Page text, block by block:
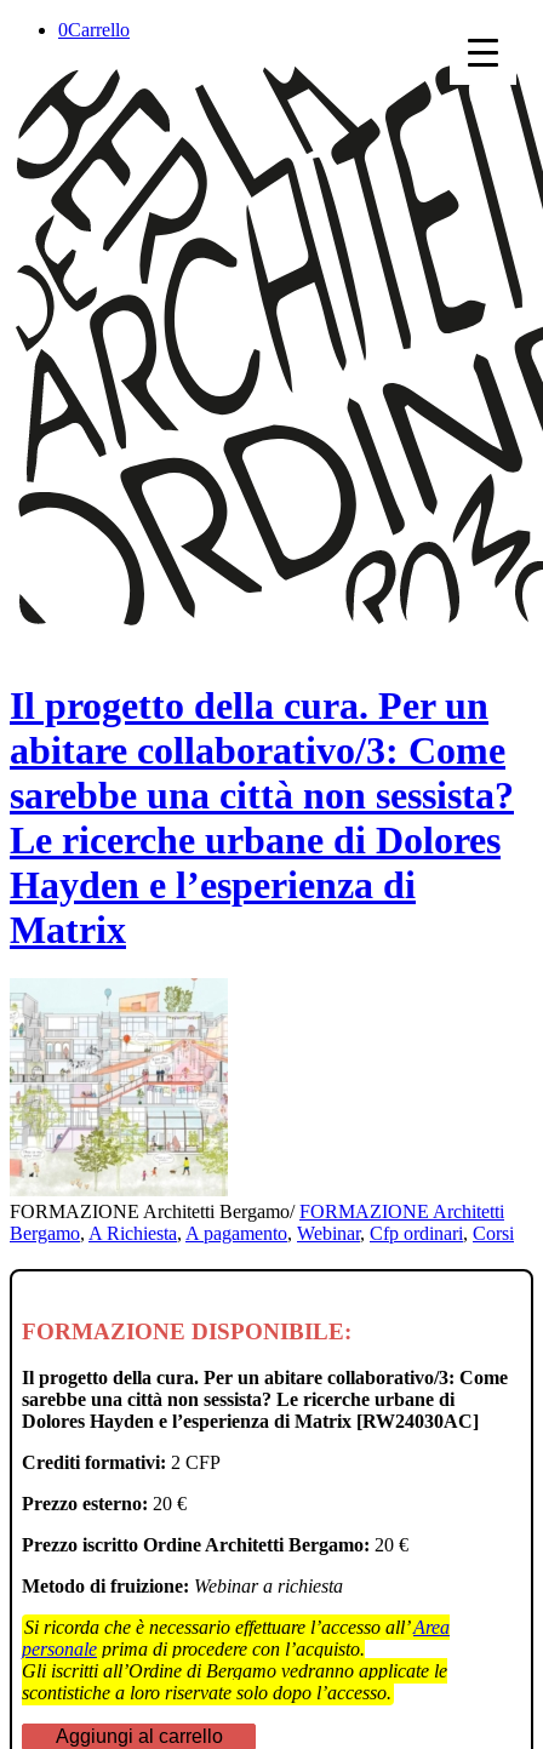
0Carrello
Il progetto della cura. Per un
abitare collaborativo/3: Come
sarebbe una città non sessista?
Le ricerche urbane di Dolores
Hayden e l’esperienza di
Matrix
FORMAZIONE Architetti Bergamo/ FORMAZIONE Architetti
Bergamo, A Richiesta, A pagamento, Webinar, Cfp ordinari, Corsi
FORMAZIONE DISPONIBILE:
Il progetto della cura. Per un abitare collaborativo/3: Come
sarebbe una città non sessista? Le ricerche urbane di
Dolores Hayden e l’esperienza di Matrix [RW24030AC]
Crediti formativi: 2 CFP
Prezzo esterno: 20 €
Prezzo iscritto Ordine Architetti Bergamo: 20 €
Metodo di fruizione: Webinar a richiesta
Si ricorda che è necessario effettuare l’accesso all’Area
personale prima di procedere con l’acquisto.
Gli iscritti all’Ordine di Bergamo vedranno applicate le
scontistiche a loro riservate solo dopo l’accesso.
Aggiungi al carrello